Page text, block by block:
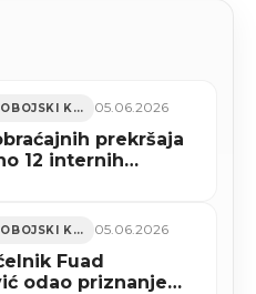
ZENIČKO-DOBOJSKI KANTON 05.06.2026
prekršaja
12 internih
ZENIČKO-DOBOJSKI KANTON 05.06.2026
Fuad
odao priznanje